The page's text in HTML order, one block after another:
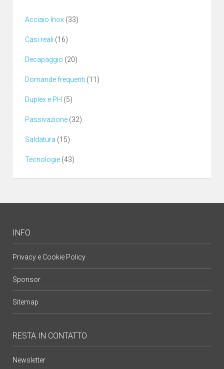
Acciaio Inox (33)
Casi reali (16)
Decapaggio (20)
Domande frequenti (11)
Duplex e PH (5)
Passivazione (32)
Saldatura (15)
Tecnologie (43)
INFO
Privacy e Cookie Policy
Sponsor
Sitemap
RESTA IN CONTATTO
Newsletter